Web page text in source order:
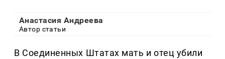
Анастасия Андреева
Автор статьи
В Соединенных Штатах мать и отец убили